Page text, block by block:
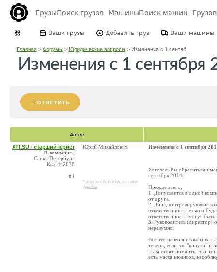
ГрузыПоиск грузов МашиныПоиск машин
Ваши грузы Добавить груз Ваши машины
Главная> Форумы> Юридические вопросы> Изменения с 1 сентяб...
Изменения с 1 сентября
ОТВЕТИТЬ
Автор
ATI.SU - старший юрист
IT-компания ,
Санкт-Петербург
Код:442638
#1
Юрий Михайлович
* контакт был изменен или
удален
Изменения с 1 сентября
Хотелось бы обратить
сентября 2014г.
Прежде всего,
1. Допускается в одной
от друга.
2. Лица, контролирующие
ответственности можно
ответственности могут
3. Руководитель (директор)
неразумно.
Всё это позволит
теперь, если вас "кинули" и
этом стоит помнить, что
есть масса нюансов,